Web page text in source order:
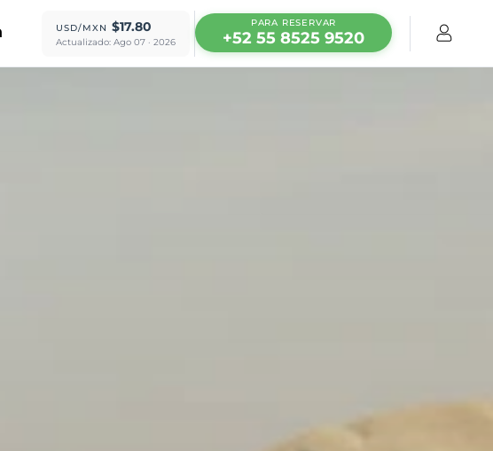
USD/MXN $17.80
Actualizado: Ago 07 · 2026
PARA RESERVAR
+52 55 8525 9520